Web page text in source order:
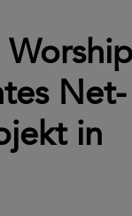
Net-
in